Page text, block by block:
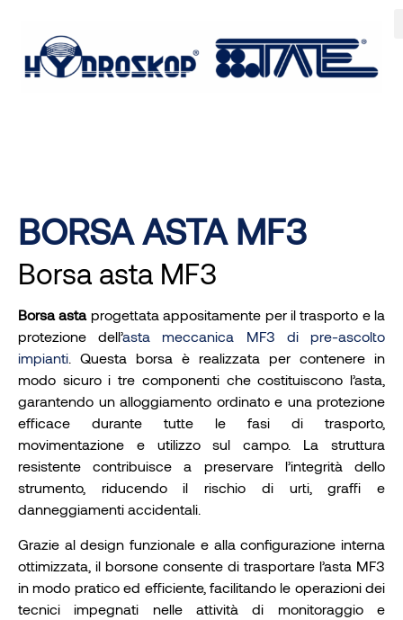
BORSA ASTA MF3
Borsa asta MF3
Borsa astaprogettata appositamente per il trasporto e la
protezione dell’asta meccanica MF3 di pre-ascolto
impianti . Questa borsa è realizzata per contenere in
modo sicuro i tre componenti che costituiscono l’asta,
garantendo un alloggiamento ordinato e una protezione
efficace durante tutte le fasi di trasporto,
movimentazione e utilizzo sul campo. La struttura
resistente contribuisce a preservare l’integrità dello
strumento, riducendo il rischio di urti, graffi e
danneggiamenti accidentali.
Grazie al design funzionale e alla configurazione interna
ottimizzata, il borsone consente di trasportare l’asta MF3
in modo pratico ed efficiente, facilitando le operazioni dei
tecnici impegnati nelle attività di monitoraggio e